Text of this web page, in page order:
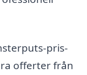
pris-
offerter från